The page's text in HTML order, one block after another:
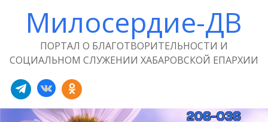
Милосердие-ДВ
ПОРТАЛ О БЛАГОТВОРИТЕЛЬНОСТИ И
СОЦИАЛЬНОМ СЛУЖЕНИИ ХАБАРОВСКОЙ ЕПАРХИИ